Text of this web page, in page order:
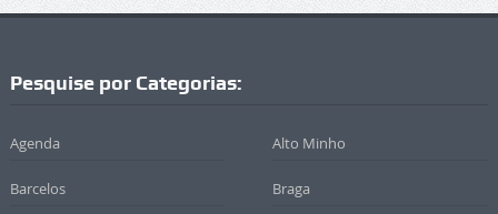
Pesquise por Categorias:
Agenda Alto Minho
Barcelos Braga